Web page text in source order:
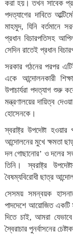
করা হয়। তখন সাবেক
পদত্যাগের দাবিতে
মাহমুদ, যিনি বর্তমানে
প্রধান বিচারপতিসহ
সেদিন রাতেই প্রধান
সরকার গঠনের পরপর
একে আন্দোলনকারী
উপাচার্যরা পদত্যাগ শুরু
মন্ত্রণালয়ের দায়িত্ব
হোসেনকে।
স্বরাষ্ট্র উপদেষ্টা
আন্দোলনের মুখে ক্ষমতা
দল গোছানোর’ ও দলের
তিনি। স্বরাষ্ট্র
বৈষম্যবিরোধী ছাত্র
সেসময় সমন্বয়ক
পাদদেশে আয়োজিত একটি
দিতে চাই, আমরা
স্বৈরাচার পুনর্বাসনের